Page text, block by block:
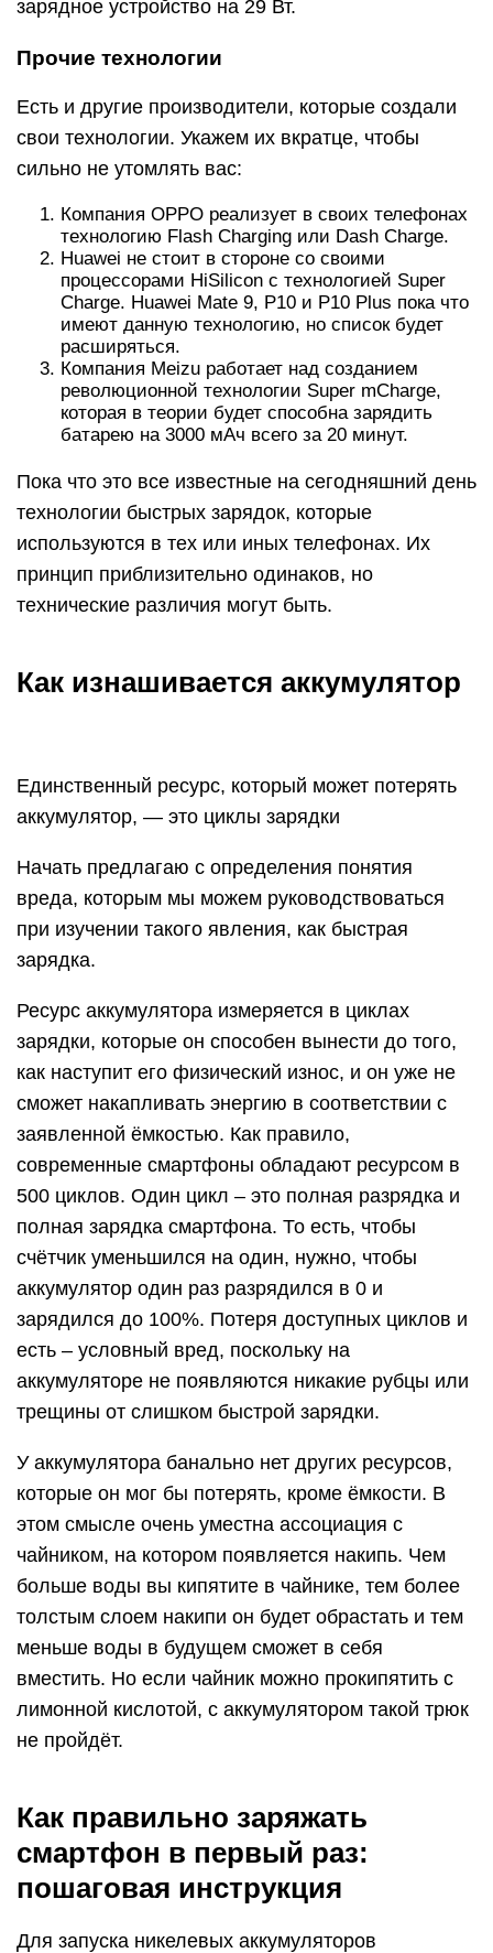
зарядное устройство на 29 Вт.
Прочие технологии
Есть и другие производители, которые создали
свои технологии. Укажем их вкратце, чтобы
сильно не утомлять вас:
Компания OPPO реализует в своих телефонах
технологию Flash Charging или Dash Charge.
Huawei не стоит в стороне со своими
процессорами HiSilicon с технологией Super
Charge. Huawei Mate 9, P10 и P10 Plus пока что
имеют данную технологию, но список будет
расширяться.
Компания Meizu работает над созданием
революционной технологии Super mCharge,
которая в теории будет способна зарядить
батарею на 3000 мАч всего за 20 минут.
Пока что это все известные на сегодняшний день
технологии быстрых зарядок, которые
используются в тех или иных телефонах. Их
принцип приблизительно одинаков, но
технические различия могут быть.
Как изнашивается аккумулятор
Единственный ресурс, который может потерять
аккумулятор, — это циклы зарядки
Начать предлагаю с определения понятия
вреда, которым мы можем руководствоваться
при изучении такого явления, как быстрая
зарядка.
Ресурс аккумулятора измеряется в циклах
зарядки, которые он способен вынести до того,
как наступит его физический износ, и он уже не
сможет накапливать энергию в соответствии с
заявленной ёмкостью. Как правило,
современные смартфоны обладают ресурсом в
500 циклов. Один цикл – это полная разрядка и
полная зарядка смартфона. То есть, чтобы
счётчик уменьшился на один, нужно, чтобы
аккумулятор один раз разрядился в 0 и
зарядился до 100%. Потеря доступных циклов и
есть – условный вред, поскольку на
аккумуляторе не появляются никакие рубцы или
трещины от слишком быстрой зарядки.
У аккумулятора банально нет других ресурсов,
которые он мог бы потерять, кроме ёмкости. В
этом смысле очень уместна ассоциация с
чайником, на котором появляется накипь. Чем
больше воды вы кипятите в чайнике, тем более
толстым слоем накипи он будет обрастать и тем
меньше воды в будущем сможет в себя
вместить. Но если чайник можно прокипятить с
лимонной кислотой, с аккумулятором такой трюк
не пройдёт.
Как правильно заряжать
смартфон в первый раз:
пошаговая инструкция
Для запуска никелевых аккумуляторов